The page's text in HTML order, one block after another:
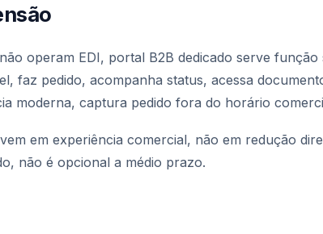
operam EDI, portal B2B dedicado serve
faz pedido, acompanha status, acessa
moderna, captura pedido fora do horário
em experiência comercial, não em redução
não é opcional a médio prazo.